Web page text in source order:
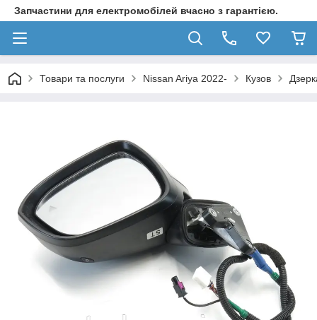
Запчастини для електромобілей вчасно з гарантією.
Товари та послуги Nissan Ariya 2022- Кузов